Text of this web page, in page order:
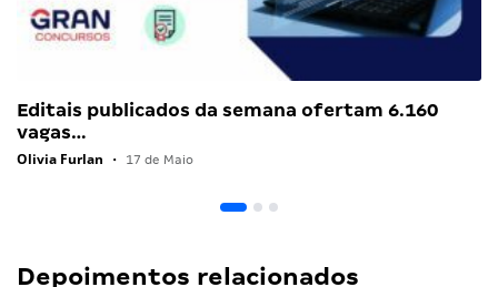
Editais publicados da semana ofertam 6.160
vagas…
Olivia Furlan • 17 de Maio
Depoimentos relacionados